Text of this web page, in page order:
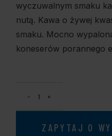
wyczuwalnym smaku
nutą. Kawa o żywej
smaku. Mocno
koneserów porannego
ZAPYTAJ O